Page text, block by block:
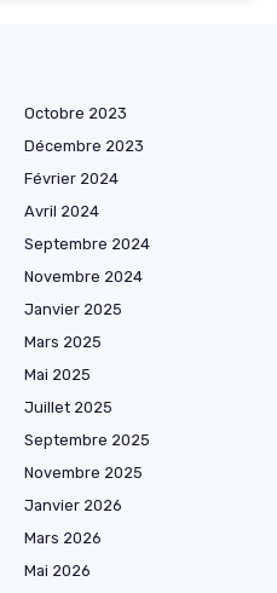
Octobre 2023
Décembre 2023
Février 2024
Avril 2024
Septembre 2024
Novembre 2024
Janvier 2025
Mars 2025
Mai 2025
Juillet 2025
Septembre 2025
Novembre 2025
Janvier 2026
Mars 2026
Mai 2026